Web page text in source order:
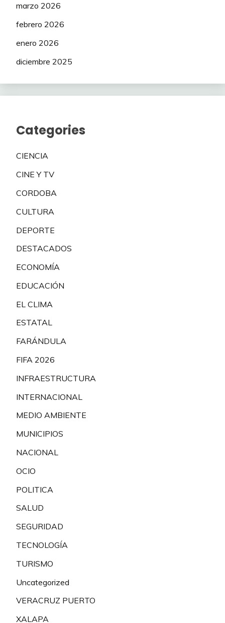
marzo 2026
febrero 2026
enero 2026
diciembre 2025
Categories
CIENCIA
CINE Y TV
CORDOBA
CULTURA
DEPORTE
DESTACADOS
ECONOMÍA
EDUCACIÓN
EL CLIMA
ESTATAL
FARÁNDULA
FIFA 2026
INFRAESTRUCTURA
INTERNACIONAL
MEDIO AMBIENTE
MUNICIPIOS
NACIONAL
OCIO
POLITICA
SALUD
SEGURIDAD
TECNOLOGÍA
TURISMO
Uncategorized
VERACRUZ PUERTO
XALAPA